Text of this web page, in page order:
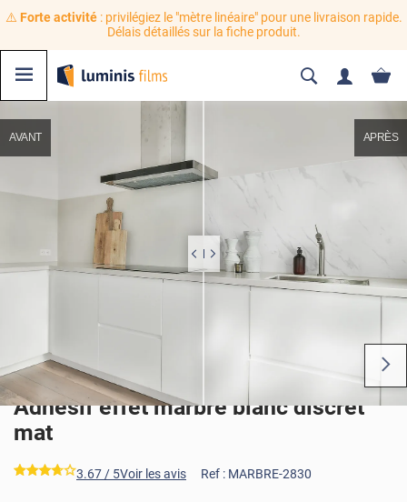
⚠️ Forte activité: privilégiez le "mètre linéaire" pour une livraison rapide.
Délais détaillés sur la fiche produit.
AVANT APRÈS
Adhésif effet marbre blanc discret
mat
*****3.67 / 5Voir les avis Ref : MARBRE-2830